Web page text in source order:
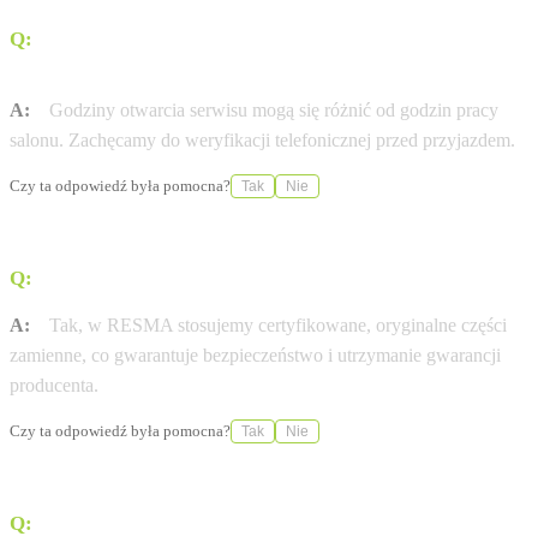
Q:
A:
Godziny otwarcia serwisu mogą się różnić od godzin pracy
salonu. Zachęcamy do weryfikacji telefonicznej przed przyjazdem.
Czy ta odpowiedź była pomocna? Tak Nie
Q:
A:
Tak, w RESMA stosujemy certyfikowane, oryginalne części
zamienne, co gwarantuje bezpieczeństwo i utrzymanie gwarancji
producenta.
Czy ta odpowiedź była pomocna? Tak Nie
Q: